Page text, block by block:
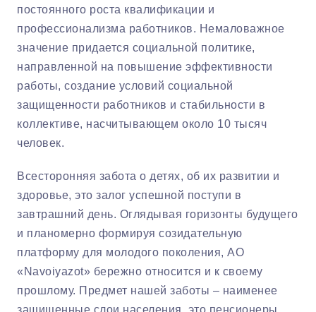
постоянного роста квалификации и
профессионализма работников. Немаловажное
значение придается социальной политике,
направленной на повышение эффективности
работы, создание условий социальной
защищенности работников и стабильности в
коллективе, насчитывающем около 10 тысяч
человек.
Всесторонняя забота о детях, об их развитии и
здоровье, это залог успешной поступи в
завтрашний день. Оглядывая горизонты будущего
и планомерно формируя созидательную
платформу для молодого поколения, АО
«Navoiyazot» бережно относится и к своему
прошлому. Предмет нашей заботы – наименее
защищенные слои населения, это пенсионеры,